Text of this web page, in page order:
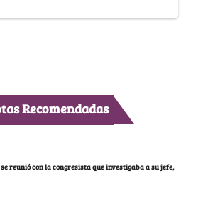
Recomendadas
reunió con la congresista que investigaba a su jefe,